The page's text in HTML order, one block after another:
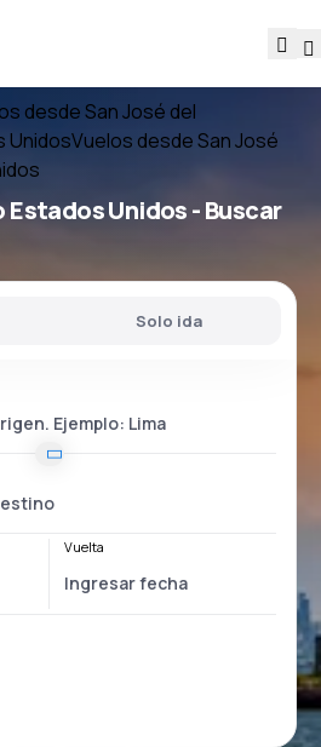
desde San José del
UnidosVuelos desde San José
Estados Unidos- Buscar
Solo ida
Vuelta